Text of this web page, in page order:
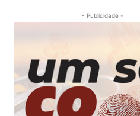
- Publicidade -